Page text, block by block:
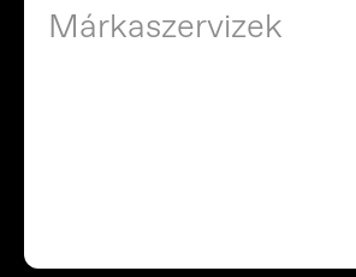
Márkaszervizek